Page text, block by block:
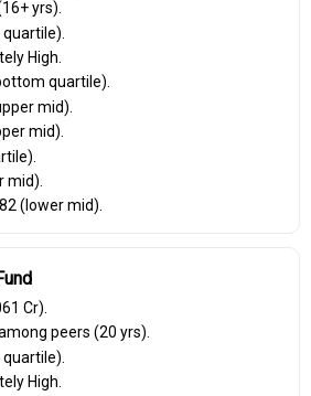
yrs).
High.
quartile).
mid).
mid).
mid).
(lower mid).
Cr).
peers (20 yrs).
High.